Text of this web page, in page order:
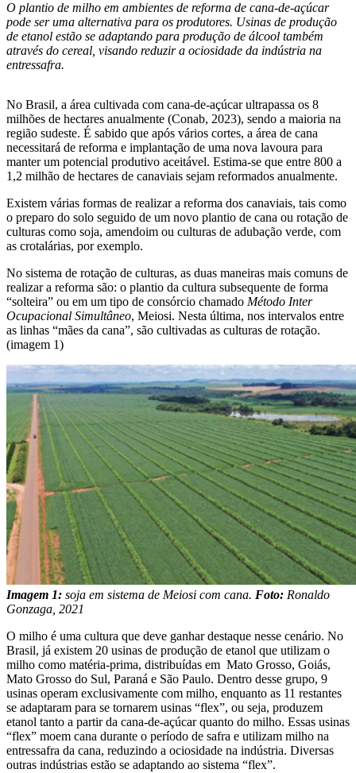
O plantio de milho em ambientes de reforma de cana-de-açúcar
pode ser uma alternativa para os produtores. Usinas de produção
de etanol estão se adaptando para produção de álcool também
através do cereal, visando reduzir a ociosidade da indústria na
entressafra.
No Brasil, a área cultivada com cana-de-açúcar ultrapassa os 8
milhões de hectares anualmente (Conab, 2023), sendo a maioria na
região sudeste. É sabido que após vários cortes, a área de cana
necessitará de reforma e implantação de uma nova lavoura para
manter um potencial produtivo aceitável. Estima-se que entre 800 a
1,2 milhão de hectares de canaviais sejam reformados anualmente.
Existem várias formas de realizar a reforma dos canaviais, tais como
o preparo do solo seguido de um novo plantio de cana ou rotação de
culturas como soja, amendoim ou culturas de adubação verde, com
as crotalárias, por exemplo.
No sistema de rotação de culturas, as duas maneiras mais comuns de
realizar a reforma são: o plantio da cultura subsequente de forma
“solteira” ou em um tipo de consórcio chamado Método Inter
Ocupacional Simultâneo, Meiosi. Nesta última, nos intervalos entre
as linhas “mães da cana”, são cultivadas as culturas de rotação.
(imagem 1)
Imagem 1: soja em sistema de Meiosi com cana. Foto: Ronaldo
Gonzaga, 2021
O milho é uma cultura que deve ganhar destaque nesse cenário. No
Brasil, já existem 20 usinas de produção de etanol que utilizam o
milho como matéria-prima, distribuídas em Mato Grosso, Goiás,
Mato Grosso do Sul, Paraná e São Paulo. Dentro desse grupo, 9
usinas operam exclusivamente com milho, enquanto as 11 restantes
se adaptaram para se tornarem usinas “flex”, ou seja, produzem
etanol tanto a partir da cana-de-açúcar quanto do milho. Essas usinas
“flex” moem cana durante o período de safra e utilizam milho na
entressafra da cana, reduzindo a ociosidade na indústria. Diversas
outras indústrias estão se adaptando ao sistema “flex”.